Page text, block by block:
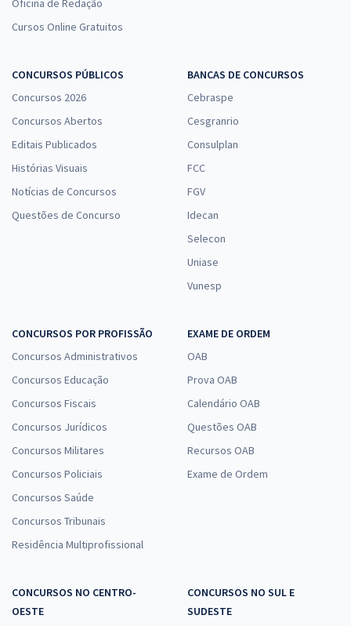
Oficina de Redação
Cursos Online Gratuitos
CONCURSOS PÚBLICOS
Concursos 2026
Concursos Abertos
Editais Publicados
Histórias Visuais
Notícias de Concursos
Questões de Concurso
BANCAS DE CONCURSOS
Cebraspe
Cesgranrio
Consulplan
FCC
FGV
Idecan
Selecon
Uniase
Vunesp
CONCURSOS POR PROFISSÃO
Concursos Administrativos
Concursos Educação
Concursos Fiscais
Concursos Jurídicos
Concursos Militares
Concursos Policiais
Concursos Saúde
Concursos Tribunais
Residência Multiprofissional
EXAME DE ORDEM
OAB
Prova OAB
Calendário OAB
Questões OAB
Recursos OAB
Exame de Ordem
CONCURSOS NO CENTRO-
OESTE
CONCURSOS NO SUL E
SUDESTE